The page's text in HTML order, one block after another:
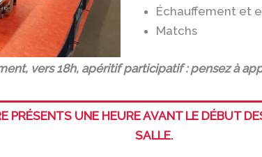
Échauffement et
Matchs
vers 18h, apéritif participatif : pensez à
PRÉSENTS UNE HEURE AVANT LE DÉBUT
SALLE.